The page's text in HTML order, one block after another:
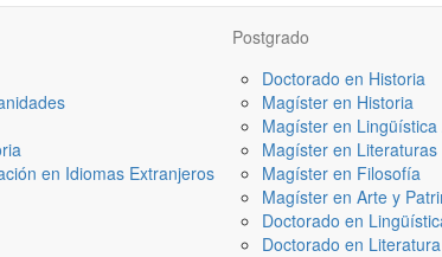
en Idiomas Extranjeros
Postgrado
Doctorado en Historia
Magíster en Historia
Magíster en Lingüística
Magíster en Literaturas
Magíster en Filosofía
Magíster en Arte y
Doctorado en
Doctorado en